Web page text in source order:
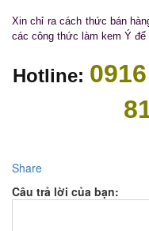
Xin chỉ ra cách thức bán
các công thức làm kem Ý để
Hotline:
Share
Câu trả lời của bạn: